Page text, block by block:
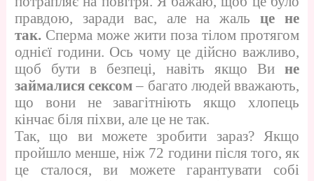
правдою, заради вас, але на жальце не
так.Сперма може жити поза тілом протягом
однієї години. Ось чому це дійсно важливо,
щоб бути в безпеці, навіть якщо Ви не
займалися сексом – багато людей вважають,
що вони не завагітніють якщо хлопець
кінчає біля піхви, але це не так.
Так, що ви можете зробити зараз? Якщо
пройшло менше, ніж 72 години після того, як
це сталося, ви можете гарантувати собі